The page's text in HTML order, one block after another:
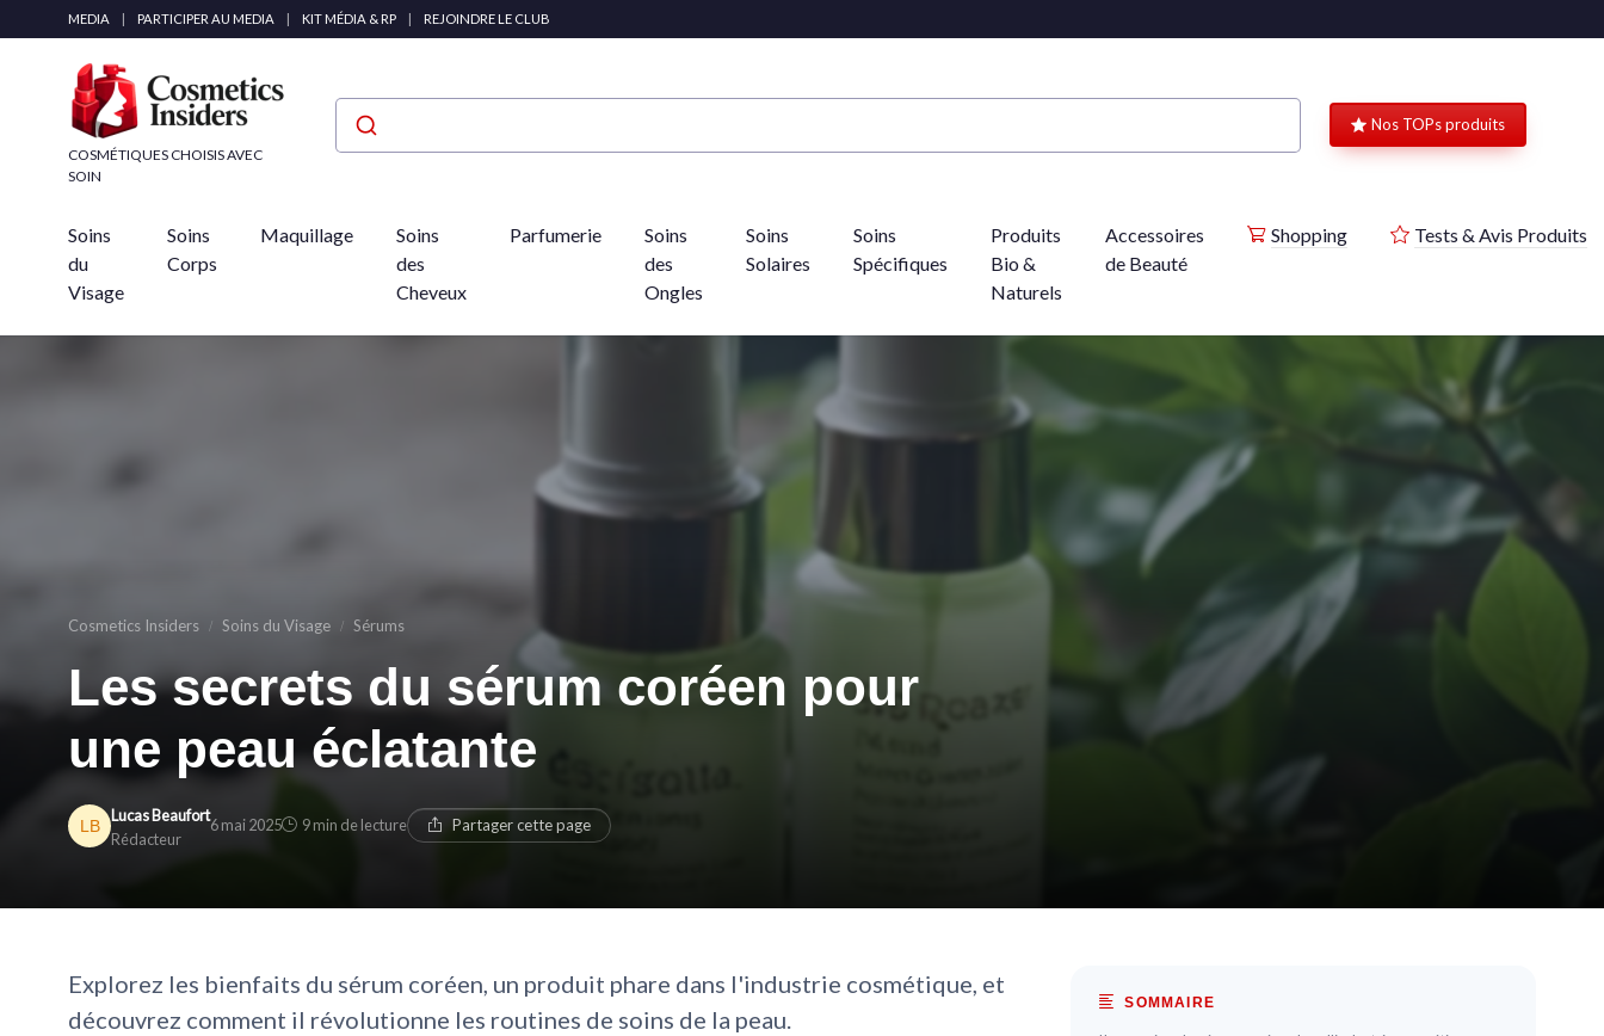
MEDIA | PARTICIPER AU MEDIA | KIT MÉDIA & RP | REJOINDRE LE CLUB
COSMÉTIQUES CHOISIS AVEC
SOIN
Nos TOPs produits
Soins
du
Visage
Soins
Corps
Maquillage
Soins
des
Cheveux
Parfumerie
Soins
des
Ongles
Soins
Solaires
Soins
Spécifiques
Produits
Bio &
Naturels
Accessoires
de Beauté
Shopping Tests & Avis Produits
Cosmetics Insiders Soins du Visage Sérums
Les secrets du sérum coréen pour
une peau éclatante
Lucas Beaufort
Rédacteur
6 mai 2025 9 min de lecture Partager cette page
Explorez les bienfaits du sérum coréen, un produit phare dans l'industrie cosmétique, et
découvrez comment il révolutionne les routines de soins de la peau.
SOMMAIRE
Panneau de gestion des cookies